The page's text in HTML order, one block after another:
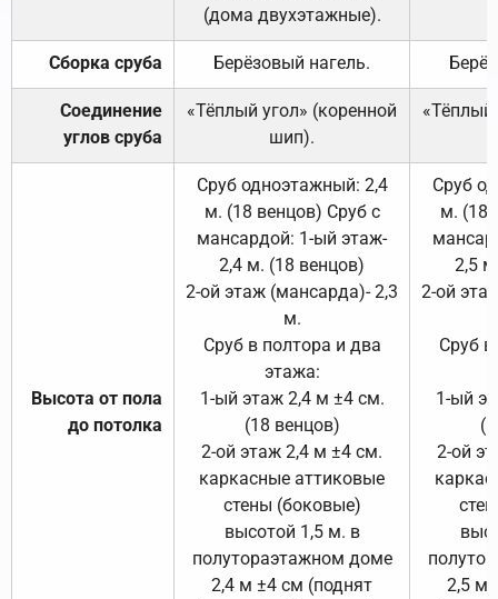
(дома двухэтажные).
Сборка сруба Берёзовый нагель.
Соединение
углов сруба
«Тёплый угол» (коренной
шип).
«Тёплый
Высота от пола
до потолка
Сруб одноэтажный: 2,4
м. (18 венцов) Сруб с
мансардой: 1-ый этаж-
2,4 м. (18 венцов)
2-ой этаж (мансарда)- 2,3
м.
Сруб в полтора и два
этажа:
1-ый этаж 2,4 м ±4 см.
(18 венцов)
2-ой этаж 2,4 м ±4 см.
каркасные аттиковые
стены (боковые)
высотой 1,5 м. в
полутораэтажном доме
2,4 м ±4 см (поднят
Сруб
м. (18
2,5
2-ой
Сруб
1-ый
2-ой
2,5 м